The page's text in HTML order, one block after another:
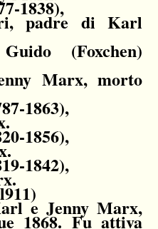
1838),
padre di Karl
(Foxchen)
Marx, morto
1863),
1856),
1842),
e Jenny Marx,
1868. Fu attiva